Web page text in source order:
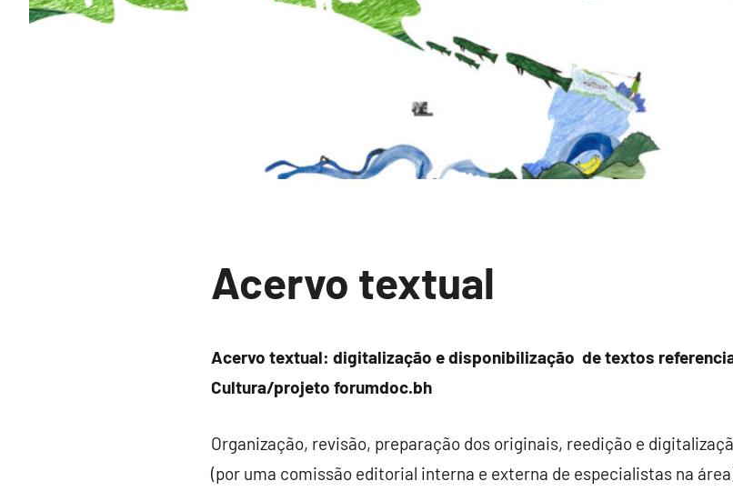
Acervo textual
Acervo textual: digitalização e disponibilização de textos
Cultura/projeto forumdoc.bh
Organização, revisão, preparação dos originais, reedição e
(por uma comissão editorial interna e externa de especialistas na